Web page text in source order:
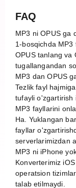
FAQ
MP3 ni OPUS ga
1-bosqichda
OPUS tanlang va
tugallangandan
MP3 dan OPUS
Tezlik fayl
tufayli o'zgartirish
MP3 fayllarini
Ha. Yuklangan
fayllar
serverlarimizdan
MP3 ni iPhone
Konverterimiz
operatsion
talab etilmaydi.